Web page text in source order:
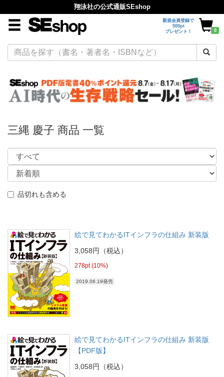
翔泳社の公式通販SEshop
新規会員登録で
500pt
プレゼント！
0
三縄 慶子 商品 一覧
品切れも含める
絵で見てわかるITインフラの仕組み 新装版
3,058円（税込）
278pt (10%)
2019.06.19発売
絵で見てわかるITインフラの仕組み 新装版
【PDF版】
3,058円（税込）